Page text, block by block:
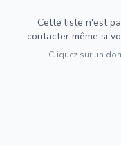
Cette liste n'est
contacter même si
Cliquez sur un